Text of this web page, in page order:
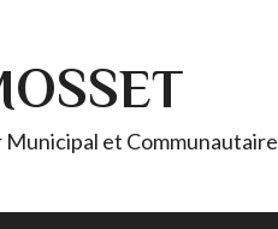
et Communautaire